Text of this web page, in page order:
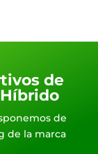
de
de
de la marca